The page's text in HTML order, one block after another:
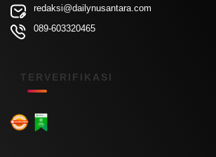
redaksi@dailynusantara.com
089-603320465
TERVERIFIKASI